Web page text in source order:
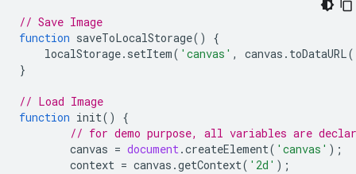
// Save Image
function saveToLocalStorage()
{
localStorage. setItem( 'canvas' , canvas . toDataURL(
}
// Load Image
function init()
{
// for demo purpose, all variables are
canvas = document.createElement( 'canvas' );
context = canvas .getContext( '2d' );